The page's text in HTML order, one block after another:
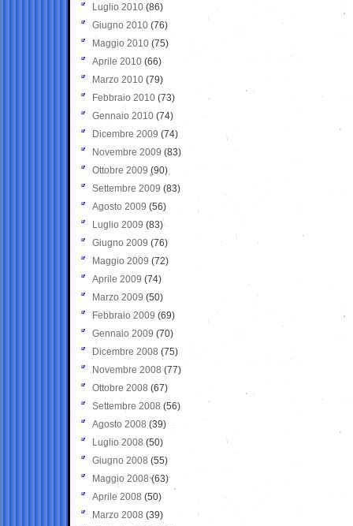
Luglio 2010 (86)
Giugno 2010 (76)
Maggio 2010 (75)
Aprile 2010 (66)
Marzo 2010 (79)
Febbraio 2010 (73)
Gennaio 2010 (74)
Dicembre 2009 (74)
Novembre 2009 (83)
Ottobre 2009 (90)
Settembre 2009 (83)
Agosto 2009 (56)
Luglio 2009 (83)
Giugno 2009 (76)
Maggio 2009 (72)
Aprile 2009 (74)
Marzo 2009 (50)
Febbraio 2009 (69)
Gennaio 2009 (70)
Dicembre 2008 (75)
Novembre 2008 (77)
Ottobre 2008 (67)
Settembre 2008 (56)
Agosto 2008 (39)
Luglio 2008 (50)
Giugno 2008 (55)
Maggio 2008(63)
Aprile 2008 (50)
Marzo 2008 (39)